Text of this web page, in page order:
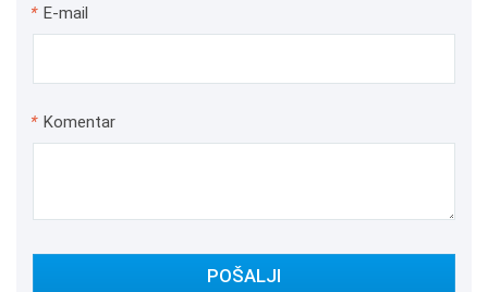
* E-mail
* Komentar
POŠALJI